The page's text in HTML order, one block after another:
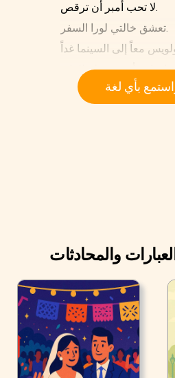
لا تحب أمبر أن ترقص.
تعشق خالتي لورا السفر.
إن ابنة أخي جميلة للغاية.
بأي لغة
والمحادثات